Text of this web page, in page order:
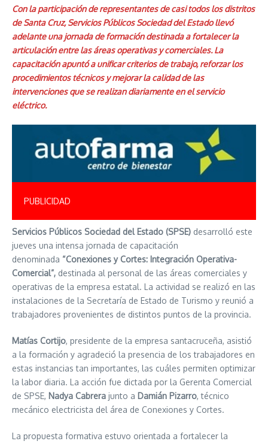
Con la participación de representantes de casi todos los distritos
de Santa Cruz, Servicios Públicos Sociedad del Estado llevó
adelante una jornada de formación destinada a fortalecer la
articulación entre las áreas operativas y comerciales. La
capacitación apuntó a unificar criterios de trabajo, reforzar los
procedimientos técnicos y mejorar la calidad de las
intervenciones que se realizan diariamente en el servicio
eléctrico.
PUBLICIDAD
Servicios Públicos Sociedad del Estado (SPSE) desarrolló este
jueves una intensa jornada de capacitación
denominada “Conexiones y Cortes: Integración Operativa-
Comercial”, destinada al personal de las áreas comerciales y
operativas de la empresa estatal. La actividad se realizó en las
instalaciones de la Secretaría de Estado de Turismo y reunió a
trabajadores provenientes de distintos puntos de la provincia.
Matías Cortijo, presidente de la empresa santacruceña, asistió
a la formación y agradeció la presencia de los trabajadores en
estas instancias tan importantes, las cuáles permiten optimizar
la labor diaria. La acción fue dictada por la Gerenta Comercial
de SPSE, Nadya Cabrera junto a Damián Pizarro, técnico
mecánico electricista del área de Conexiones y Cortes.
La propuesta formativa estuvo orientada a fortalecer la